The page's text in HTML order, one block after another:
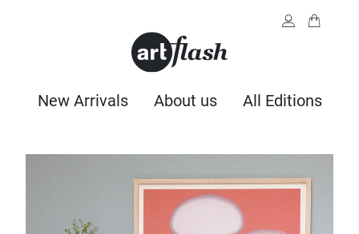
New Arrivals About us All Editions